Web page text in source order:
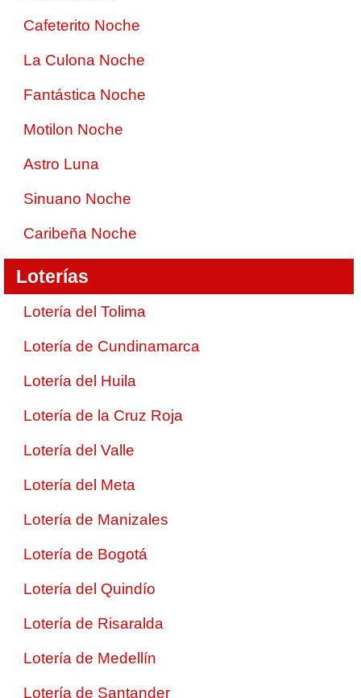
Cafeterito Noche
La Culona Noche
Fantástica Noche
Motilon Noche
Astro Luna
Sinuano Noche
Caribeña Noche
Loterías
Lotería del Tolima
Lotería de Cundinamarca
Lotería del Huila
Lotería de la Cruz Roja
Lotería del Valle
Lotería del Meta
Lotería de Manizales
Lotería de Bogotá
Lotería del Quindío
Lotería de Risaralda
Lotería de Medellín
Lotería de Santander